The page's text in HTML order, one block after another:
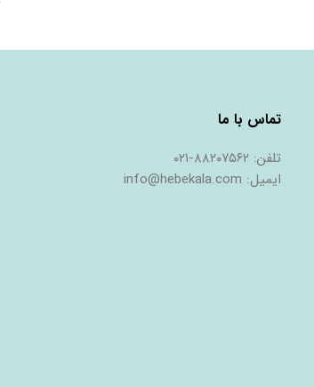
ﺗﻤﺎس ﺑﺎ ﻣﺎ
ﺗﻠﻔﻦ: ٨٨٢٠٧٥٦٢-٠٢١
اﯾﻤﯿﻞ: info@hebekala.com